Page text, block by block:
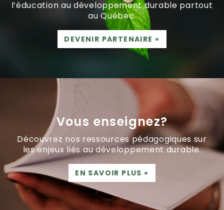
l’éducation au développement durable partout
au Québec.
DEVENIR PARTENAIRE »
Vous enseignez?
Découvrez nos ressources pédagogiques sur
les enjeux liés au développement durable.
EN SAVOIR PLUS »